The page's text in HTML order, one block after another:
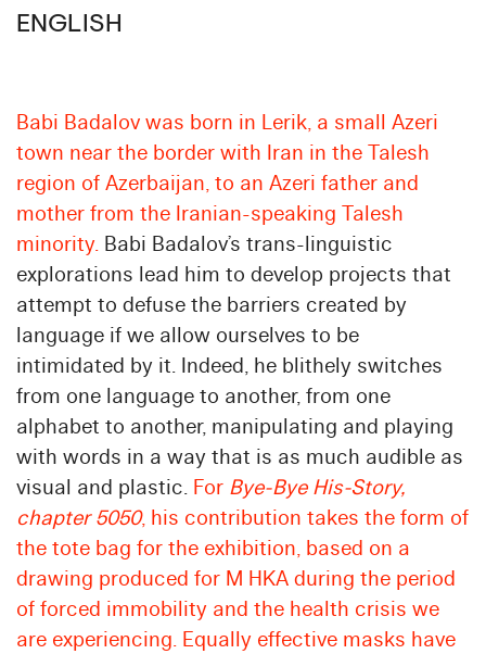
ENGLISH
Babi Badalov was born in Lerik, a small Azeri
town near the border with Iran in the Talesh
region of Azerbaijan, to an Azeri father and
mother from the Iranian-speaking Talesh
minority. Babi Badalov’s trans-linguistic
explorations lead him to develop projects that
attempt to defuse the barriers created by
language if we allow ourselves to be
intimidated by it. Indeed, he blithely switches
from one language to another, from one
alphabet to another, manipulating and playing
with words in a way that is as much audible as
visual and plastic. For Bye-Bye His-Story,
chapter 5050, his contribution takes the form of
the tote bag for the exhibition, based on a
drawing produced for M HKA during the period
of forced immobility and the health crisis we
are experiencing. Equally effective masks have